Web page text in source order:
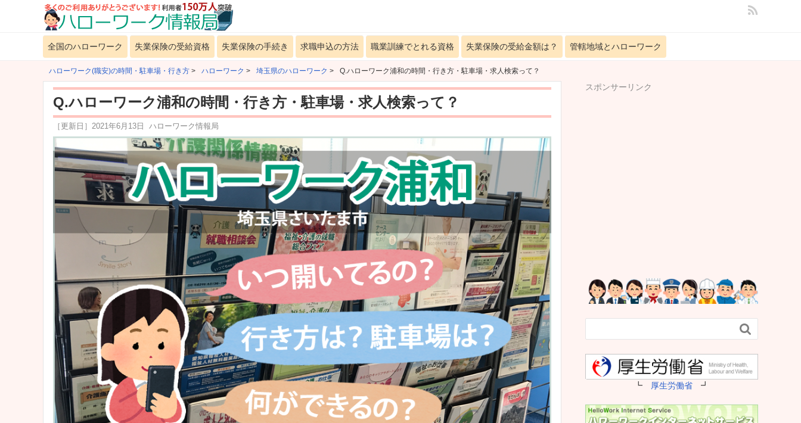
全国のハローワーク 失業保険の受給資格 失業保険の手続き 求職申込の方法 職業訓練でとれる資格 失業保険の受給金額は？ 管轄地域とハローワーク
ハローワーク(職安)の時間・駐車場・行き方 > ハローワーク > 埼玉県のハローワーク > Q.ハローワーク浦和の時間・行き方・駐車場・求人検索って？
Q.ハローワーク浦和の時間・行き方・駐車場・求人検索って？
［更新日］ 2021年6月13日 ハローワーク情報局
スポンサーリンク

┗ 厚生労働省 ┛